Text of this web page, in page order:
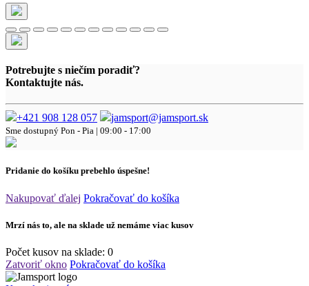
Potrebujte s niečím poradiť?
Kontaktujte nás.
+421 908 128 057 jamsport@jamsport.sk
Sme dostupný Pon - Pia | 09:00 - 17:00
Pridanie do košíku prebehlo úspešne!
Nakupovať ďalej Pokračovať do košíka
Mrzí nás to, ale na sklade už nemáme viac kusov
Počet kusov na sklade: 0
Zatvoriť okno Pokračovať do košíka